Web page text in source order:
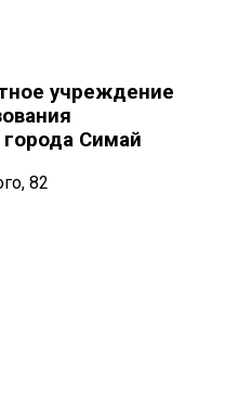
учреждение
Симай
82